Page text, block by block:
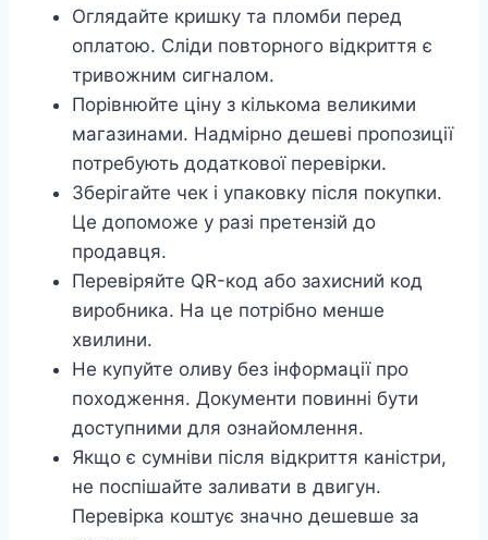
Оглядайте кришку та пломби перед
оплатою. Сліди повторного відкриття є
тривожним сигналом.
Порівнюйте ціну з кількома великими
магазинами. Надмірно дешеві пропозиції
потребують додаткової перевірки.
Зберігайте чек і упаковку після покупки.
Це допоможе у разі претензій до
продавця.
Перевіряйте QR-код або захисний код
виробника. На це потрібно менше
хвилини.
Не купуйте оливу без інформації про
походження. Документи повинні бути
доступними для ознайомлення.
Якщо є сумніви після відкриття каністри,
не поспішайте заливати в двигун.
Перевірка коштує значно дешевше за